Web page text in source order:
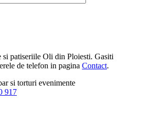
si patiseriile Oli din Ploiesti. Gasiti
de telefon in pagina Contact.
si torturi evenimente
917